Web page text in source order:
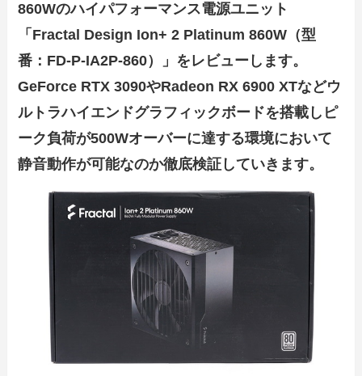
860Wのハイパフォーマンス電源ユニット
「Fractal Design Ion+ 2 Platinum 860W（型
番：FD-P-IA2P-860）」をレビューします。
GeForce RTX 3090やRadeon RX 6900 XTなどウ
ルトラハイエンドグラフィックボードを搭載しピ
ーク負荷が500Wオーバーに達する環境において
静音動作が可能なのか徹底検証していきます。